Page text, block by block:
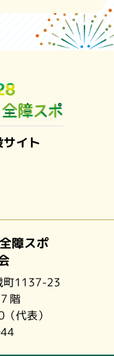
イト
障スポ
町1137-23
階
（代表）